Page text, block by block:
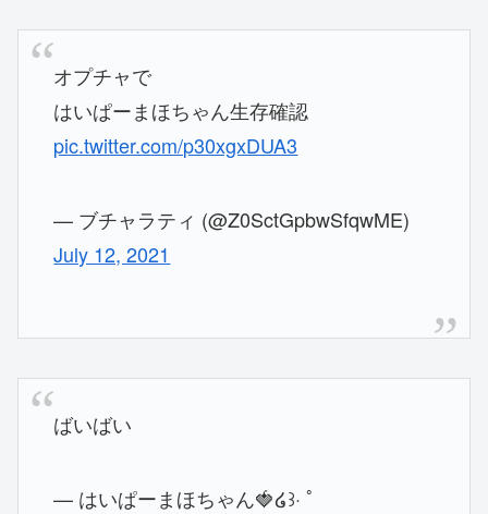
オプチャで
はいぱーまほちゃん生存確認
pic.twitter.com/p30xgxDUA3
— ブチャラティ (@Z0SctGpbwSfqwME)
July 12, 2021
ばいばい
— はいぱーまほちゃん🍓໒꒱· ﾟ